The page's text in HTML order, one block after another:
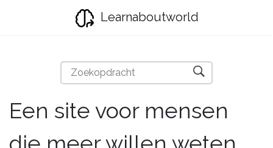
Learnaboutworld
Een site voor mensen